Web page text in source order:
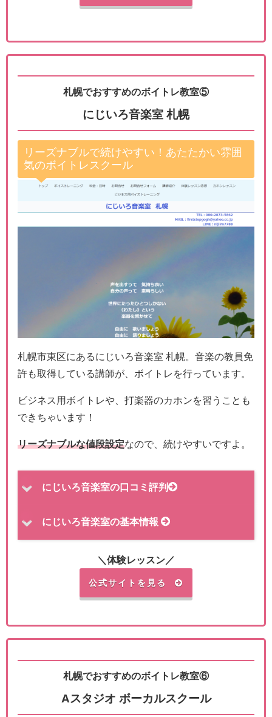
札幌でおすすめのボイトレ教室⑤
にじいろ音楽室 札幌
リーズナブルで続けやすい！あたたかい雰囲
気のボイトレスクール
札幌市東区にあるにじいろ音楽室 札幌。音楽の教員免
許も取得している講師が、ボイトレを行っています。
ビジネス用ボイトレや、打楽器のカホンを習うことも
できちゃいます！
リーズナブルな値段設定なので、続けやすいですよ。
にじいろ音楽室の口コミ評判
にじいろ音楽室の基本情報
＼体験レッスン／
公式サイトを見る
札幌でおすすめのボイトレ教室⑥
Aスタジオ ボーカルスクール